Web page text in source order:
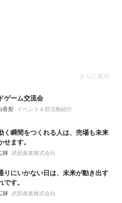
さらに表示
ゲーム交流会
香梨 イベント＆部活動紹介
く瞬間をつくれる人は、売場も未来
せます。
輝 武田産業株式会社
りにいかない日は、未来が動き出す
です。
輝 武田産業株式会社